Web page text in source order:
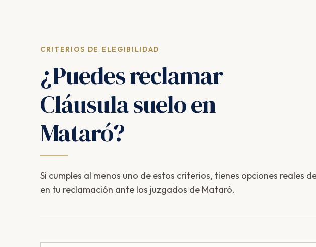
CRITERIOS DE ELEGIBILIDAD
¿Puedes reclamar
Cláusula suelo en
Mataró?
Si cumples al menos uno de estos criterios, tienes opciones reales
en tu reclamación ante los juzgados de Mataró.